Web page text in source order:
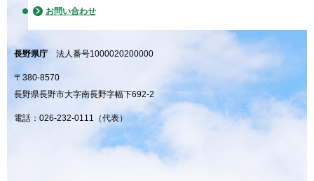
お問い合わせ
長野県庁 法人番号1000020200000
〒380-8570
長野県長野市大字南長野字幅下692-2
電話：026-232-0111（代表）